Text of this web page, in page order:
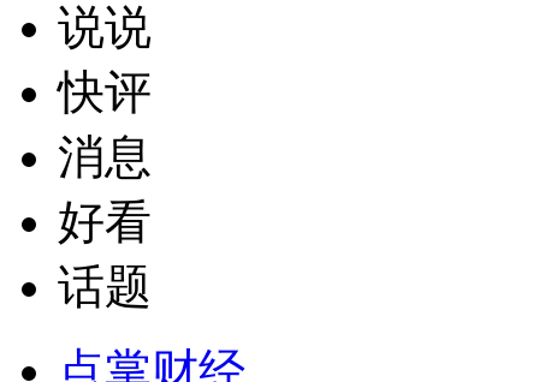
说说
快评
消息
好看
话题
点掌财经